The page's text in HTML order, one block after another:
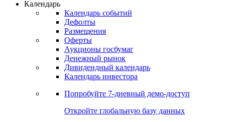
Календарь
Календарь событий
Дефолты
Размещения
Оферты
Аукционы госбумаг
Денежный рынок
Дивидендный календарь
Календарь инвестора
Попробуйте 7-дневный демо-доступ
Откройте глобальную базу данных